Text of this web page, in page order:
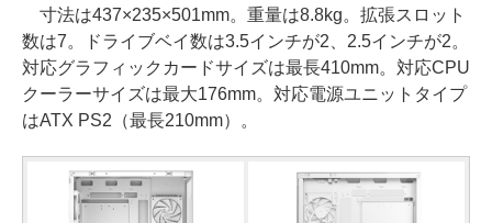
寸法は437×235×501mm。重量は8.8kg。拡張スロット
数は7。ドライブベイ数は3.5インチが2、2.5インチが2。
対応グラフィックカードサイズは最長410mm。対応CPU
クーラーサイズは最大176mm。対応電源ユニットタイプ
はATX PS2（最長210mm）。